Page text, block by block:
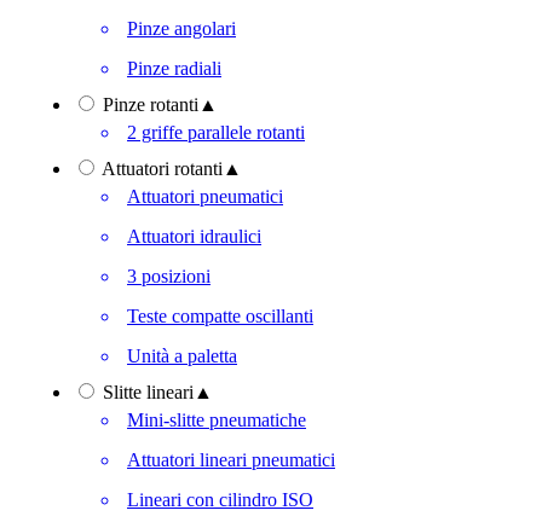
Pinze angolari
Pinze radiali
Pinze rotanti ▲
2 griffe parallele rotanti
Attuatori rotanti ▲
Attuatori pneumatici
Attuatori idraulici
3 posizioni
Teste compatte oscillanti
Unità a paletta
Slitte lineari ▲
Mini-slitte pneumatiche
Attuatori lineari pneumatici
Lineari con cilindro ISO